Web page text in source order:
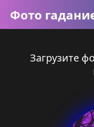
Фото
Загрузите